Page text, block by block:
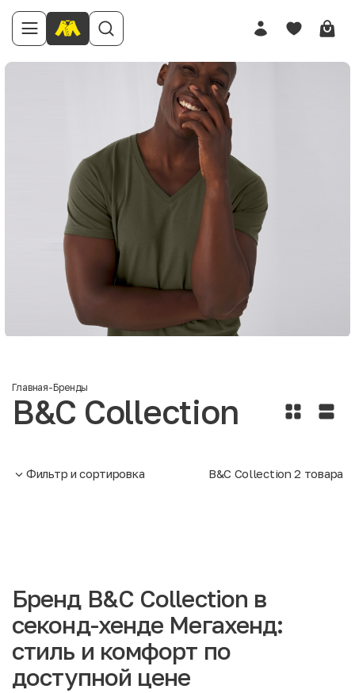
Главная-Бренды
B&C Collection
Фильтр и сортировка B&C Collection2 товара
Бренд B&C Collection в
секонд-хенде Мегахенд:
стиль и комфорт по
доступной цене